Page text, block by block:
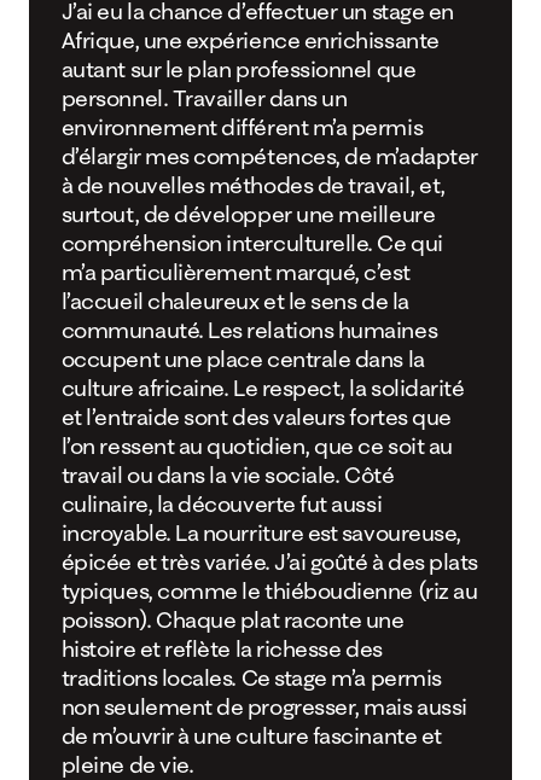
J’ai eu la chance d’effectuer un stage en
Afrique, une expérience enrichissante
autant sur le plan professionnel que
personnel. Travailler dans un
environnement différent m’a permis
d’élargir mes compétences, de m’adapter
à de nouvelles méthodes de travail, et,
surtout, de développer une meilleure
compréhension interculturelle. Ce qui
m’a particulièrement marqué, c’est
l’accueil chaleureux et le sens de la
communauté. Les relations humaines
occupent une place centrale dans la
culture africaine. Le respect, la solidarité
et l’entraide sont des valeurs fortes que
l’on ressent au quotidien, que ce soit au
travail ou dans la vie sociale. Côté
culinaire, la découverte fut aussi
incroyable. La nourriture est savoureuse,
épicée et très variée. J’ai goûté à des plats
typiques, comme le thiéboudienne (riz au
poisson). Chaque plat raconte une
histoire et reflète la richesse des
traditions locales. Ce stage m’a permis
non seulement de progresser, mais aussi
de m’ouvrir à une culture fascinante et
pleine de vie.